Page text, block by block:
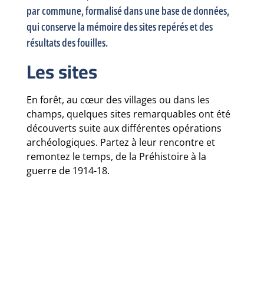
par commune, formalisé dans une base de données,
qui conserve la mémoire des sites repérés et des
résultats des fouilles.
Les sites
En forêt, au cœur des villages ou dans les
champs, quelques sites remarquables ont été
découverts suite aux différentes opérations
archéologiques. Partez à leur rencontre et
remontez le temps, de la Préhistoire à la
guerre de 1914-18.